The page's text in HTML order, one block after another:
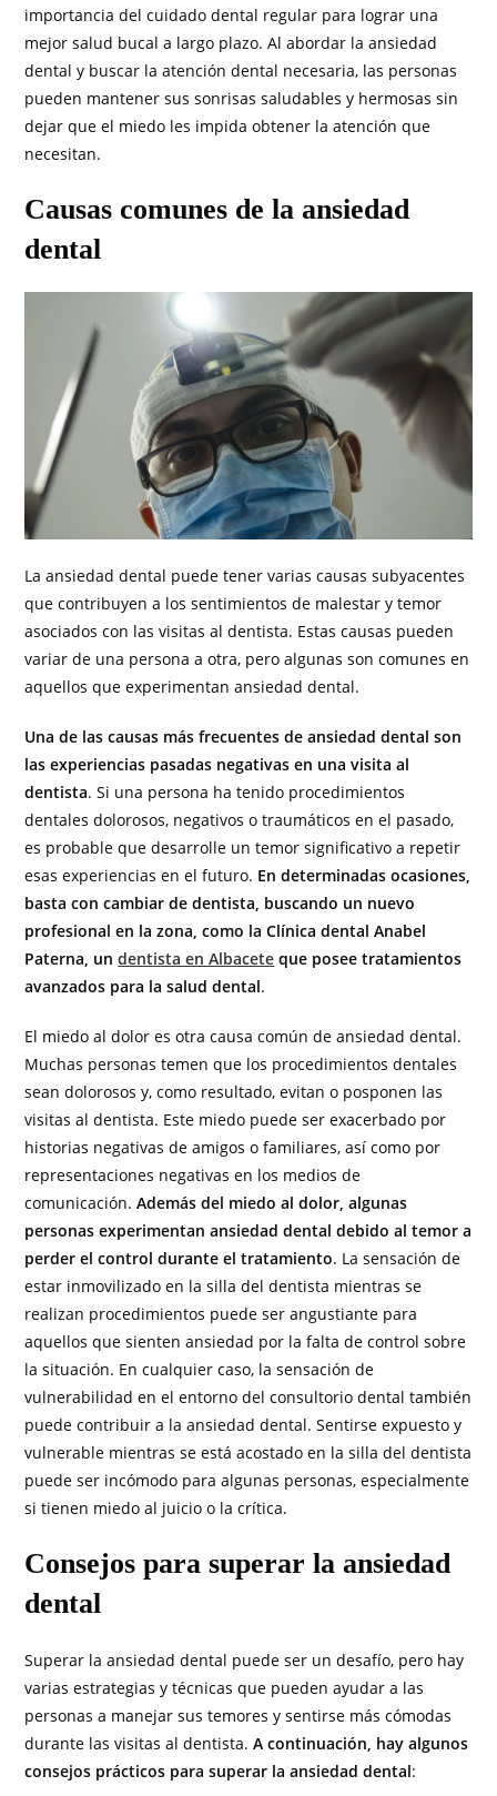
importancia del cuidado dental regular para lograr una
mejor salud bucal a largo plazo. Al abordar la ansiedad
dental y buscar la atención dental necesaria, las personas
pueden mantener sus sonrisas saludables y hermosas sin
dejar que el miedo les impida obtener la atención que
necesitan.
Causas comunes de la ansiedad
dental
La ansiedad dental puede tener varias causas subyacentes
que contribuyen a los sentimientos de malestar y temor
asociados con las visitas al dentista. Estas causas pueden
variar de una persona a otra, pero algunas son comunes en
aquellos que experimentan ansiedad dental.
Una de las causas más frecuentes de ansiedad dental son
las experiencias pasadas negativas en una visita al
dentista. Si una persona ha tenido procedimientos
dentales dolorosos, negativos o traumáticos en el pasado,
es probable que desarrolle un temor significativo a repetir
esas experiencias en el futuro. En determinadas ocasiones,
basta con cambiar de dentista, buscando un nuevo
profesional en la zona, como la Clínica dental Anabel
Paterna, undentista en Albacete que posee tratamientos
avanzados para la salud dental.
El miedo al dolor es otra causa común de ansiedad dental.
Muchas personas temen que los procedimientos dentales
sean dolorosos y, como resultado, evitan o posponen las
visitas al dentista. Este miedo puede ser exacerbado por
historias negativas de amigos o familiares, así como por
representaciones negativas en los medios de
comunicación. Además del miedo al dolor, algunas
personas experimentan ansiedad dental debido al temor a
perder el control durante el tratamiento. La sensación de
estar inmovilizado en la silla del dentista mientras se
realizan procedimientos puede ser angustiante para
aquellos que sienten ansiedad por la falta de control sobre
la situación. En cualquier caso, la sensación de
vulnerabilidad en el entorno del consultorio dental también
puede contribuir a la ansiedad dental. Sentirse expuesto y
vulnerable mientras se está acostado en la silla del dentista
puede ser incómodo para algunas personas, especialmente
si tienen miedo al juicio o la crítica.
Consejos para superar la ansiedad
dental
Superar la ansiedad dental puede ser un desafío, pero hay
varias estrategias y técnicas que pueden ayudar a las
personas a manejar sus temores y sentirse más cómodas
durante las visitas al dentista.A continuación, hay algunos
consejos prácticos para superar la ansiedad dental: